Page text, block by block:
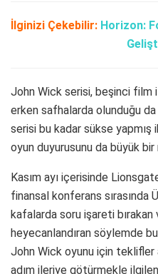
İlginizi Çekebilir: Horizon:
John Wick serisi, beşinci film
erken safhalarda olunduğu
serisi bu kadar sükse
oyun duyurusunu da büyük
Kasım ayı içerisinde
finansal konferans
kafalarda soru işareti bırakan
heyecanlandıran söylemde
John Wick oyunu için teklifler
adım ileriye götürmekle